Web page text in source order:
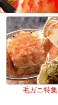
毛ガニ特集